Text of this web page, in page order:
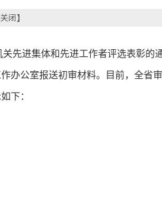
关闭】
先进集体和先进工作者评选表彰的通
办公室报送初审材料。目前，全省
下：